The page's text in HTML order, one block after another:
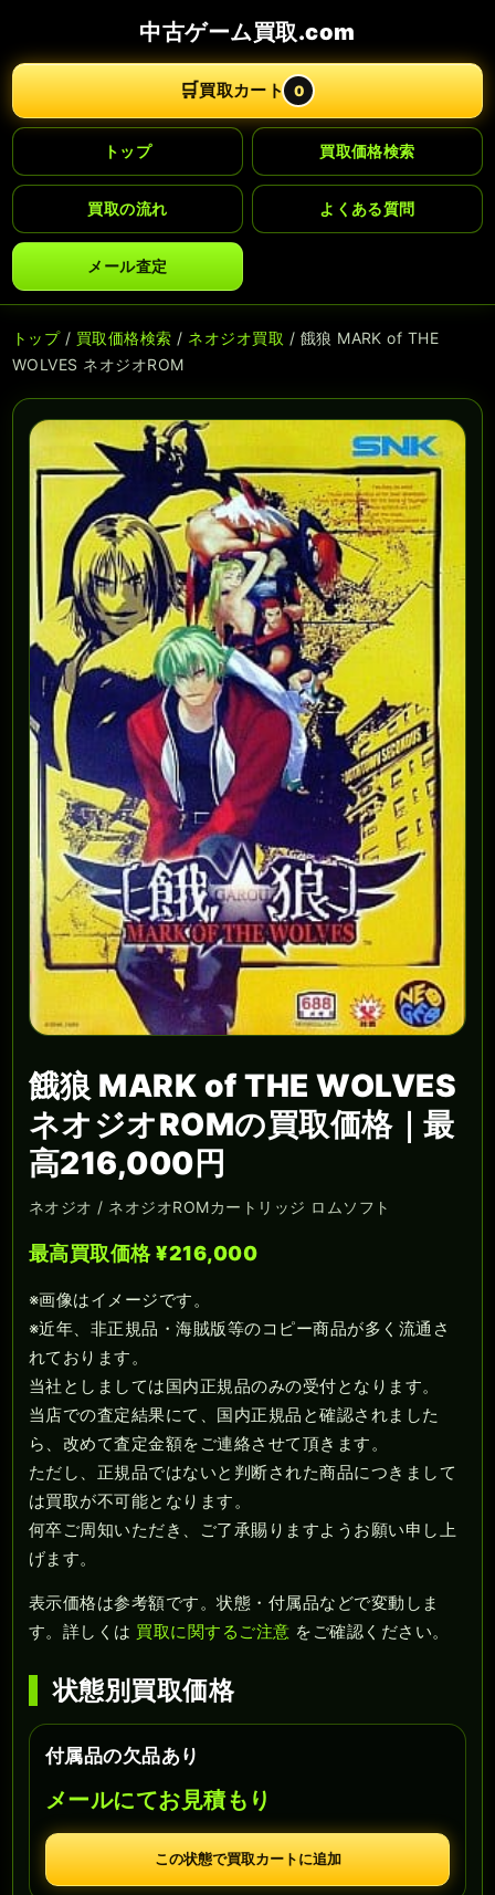
中古ゲーム買取.com
🛒買取カート 0
トップ 買取価格検索
買取の流れ よくある質問
メール査定
トップ/ 買取価格検索 / ネオジオ買取 / 餓狼 MARK of THE
WOLVES ネオジオROM
餓狼 MARK of THE WOLVES
ネオジオROMの買取価格｜最
高216,000円
ネオジオ / ネオジオROMカートリッジ ロムソフト
最高買取価格 ¥216,000
※画像はイメージです。
※近年、非正規品・海賊版等のコピー商品が多く流通さ
れております。
当社としましては国内正規品のみの受付となります。
当店での査定結果にて、国内正規品と確認されました
ら、改めて査定金額をご連絡させて頂きます。
ただし、正規品ではないと判断された商品につきまして
は買取が不可能となります。
何卒ご周知いただき、ご了承賜りますようお願い申し上
げます。
表示価格は参考額です。状態・付属品などで変動しま
す。詳しくは 買取に関するご注意 をご確認ください。
状態別買取価格
付属品の欠品あり
メールにてお見積もり
この状態で買取カートに追加